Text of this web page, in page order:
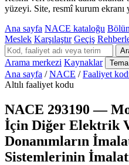
yüzeyi. Site, resmî kurum ekranı
Ana sayfa NACE kataloğu
Meslek Karşılaştır Geçiş
Arama merkezi Kaynaklar Tema
Ana sayfa / NACE / Faaliyet
Altılı faaliyet kodu
NACE 293190 —
İçin Diğer Elektrik
Donanımların
Sistemlerinin